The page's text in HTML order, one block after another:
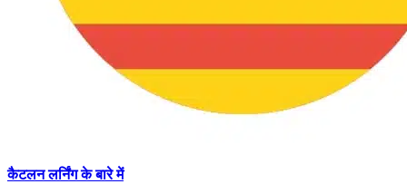
कैटलन लर्निंग के बारे में